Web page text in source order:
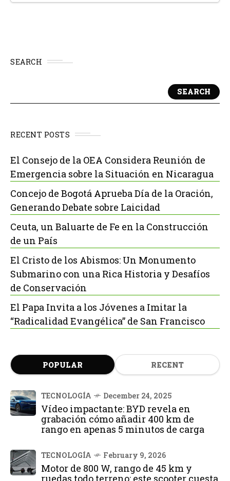
SEARCH
SEARCH
RECENT POSTS
El Consejo de la OEA Considera Reunión de
Emergencia sobre la Situación en Nicaragua
Concejo de Bogotá Aprueba Día de la Oración,
Generando Debate sobre Laicidad
Ceuta, un Baluarte de Fe en la Construcción
de un País
El Cristo de los Abismos: Un Monumento
Submarino con una Rica Historia y Desafíos
de Conservación
El Papa Invita a los Jóvenes a Imitar la
“Radicalidad Evangélica” de San Francisco
POPULAR RECENT
TECNOLOGÍA December 24, 2025
Vídeo impactante: BYD revela en
grabación cómo añadir 400 km de
rango en apenas 5 minutos de carga
TECNOLOGÍA February 9, 2026
Motor de 800 W, rango de 45 km y
ruedas todo terreno: este scooter cuesta